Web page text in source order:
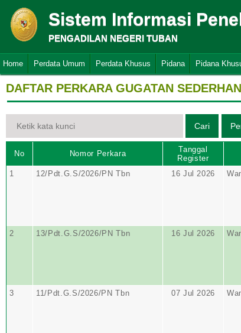
Sistem Informasi
PENGADILAN NEGERI TUBAN
Home Perdata Umum Perdata Khusus Pidana Pidana
DAFTAR PERKARA GUGATAN
No Nomor Perkara
Tanggal
Register
1 12/Pdt.G.S/2026/PN Tbn 16 Jul 2026
2 13/Pdt.G.S/2026/PN Tbn 16 Jul 2026
3 11/Pdt.G.S/2026/PN Tbn 07 Jul 2026